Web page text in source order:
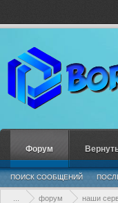
форум наши
Форум
ПОИСК СООБЩЕНИЙ